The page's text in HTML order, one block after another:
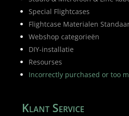
Special Flightcases
Flightcase Materialen
Webshop categorieën
DIY-installatie
Resourses
Incorrectly purchased or too
Klant Service